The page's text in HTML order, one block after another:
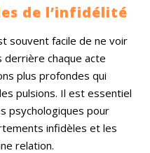
et à
le
votre
je partage
être
difficiles à
mais
sont toujours
pour vous
de l’infidélité
souvent facile de ne voir
derrière chaque acte
plus profondes qui
pulsions. Il est essentiel
psychologiques pour
infidèles et les
relation.